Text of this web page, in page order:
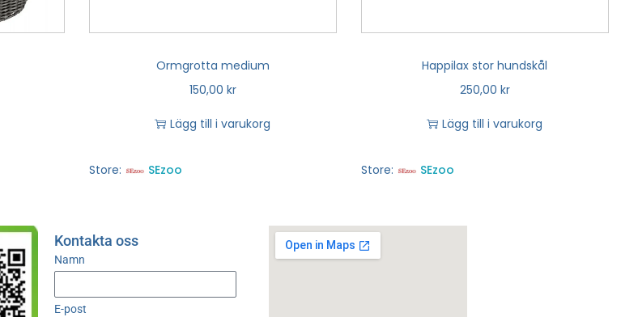
Ormgrotta medium
150,00 kr
Lägg till i varukorg
Store: SEzoo
Happilax stor hundskål
250,00 kr
Lägg till i varukorg
Store: SEzoo
Kontakta oss
Namn
E-post